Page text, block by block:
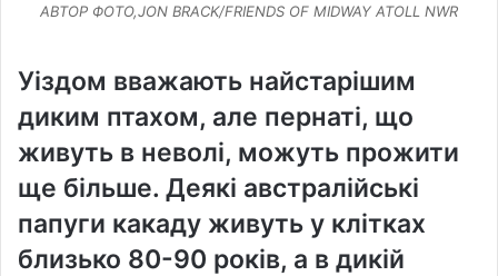
АВТОР ФОТО,JON BRACK/FRIENDS OF MIDWAY ATOLL NWR
Уіздом вважають найстарішим
диким птахом, але пернаті, що
живуть в неволі, можуть прожити
ще більше. Деякі австралійські
папуги какаду живуть у клітках
близько 80-90 років, а в дикій